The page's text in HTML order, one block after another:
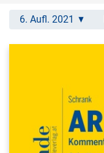
6. Aufl. 2021